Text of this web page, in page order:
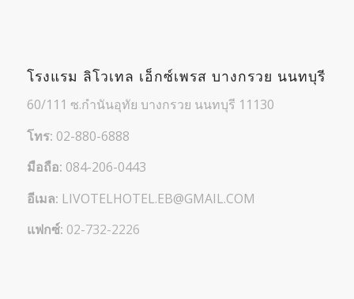
โรงแรม ลิโวเทล เอ็กซ์เพรส บางกรวย นนทบุรี
60/111 ซ.กำนันอุทัย บางกรวย นนทบุรี 11130
โทร: 02-880-6888
มือถือ: 084-206-0443
อีเมล: LIVOTELHOTEL.EB@GMAIL.COM
แฟกซ์: 02-732-2226